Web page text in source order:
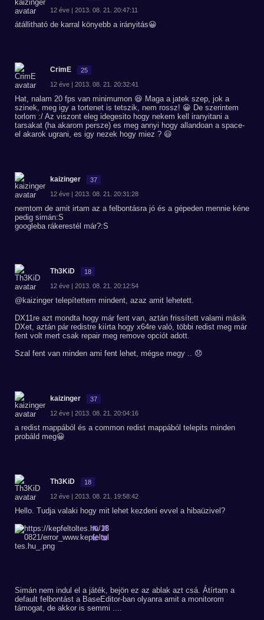
12 éve | 2013. 08. 21. 20:47:11
átállitható de karral könyebb a irányitás😀
CrimE 25
12 éve | 2013. 08. 21. 20:32:41
Hat, nalam 20 fps van minimumon 😆 Maga a jatek szep, jok a
szinek, meg igy a tortenet is tetszik, nem rossz! 😀 De szerintem
torlom :/ Az viszont eleg idegesito hogy nekem kell iranyitani a
tarsakat (ha akarom persze) es meg annyi hogy allandoan a space-
el akarok ugrani, es igy nezek hogy miez ? 😃
kaizinger 37
12 éve | 2013. 08. 21. 20:31:28
nemtom de amit irtam az a felbontásra jó és a gépeden mennie kéne
pedig simán:S
googleba rákerestél már?:S
Th3KiD 18
12 éve | 2013. 08. 21. 20:12:54
@kaizinger telepítettem mindent, azaz amit lehetett.
DX11re azt mondta hogy már fent van, aztán frissített valami másik
DXet, aztán pár redistre kiírta hogy x64re való, többi redist meg már
fent volt mert csak repair meg remove opciót adott.
Szal fent van minden ami fent lehet, mégse megy .. 😞
kaizinger 37
12 éve | 2013. 08. 21. 20:04:16
a redist mappából és a common redist mappából telepits minden
probáld meg😀
Th3KiD 18
12 éve | 2013. 08. 21. 19:58:42
Hello. Tudja valaki hogy mit lehet kezdeni evvel a hibaüzivel?
Simán nem indul el a játék, bejön ez az ablak azt csá. Átírtam a
default felbontást a BaseEditor-ban olyanra amit a monitorom
támogat, de akkor is semmi ....